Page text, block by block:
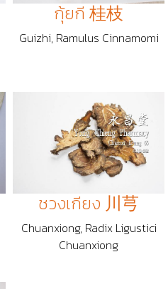
กุ้ยกี 桂枝
Guizhi, Ramulus Cinnamomi
ชวงเกียง 川芎
Chuanxiong, Radix Ligustici
Chuanxiong